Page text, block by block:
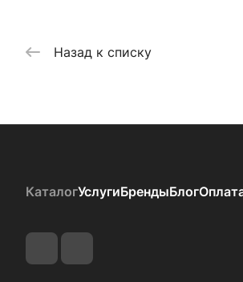
Назад к списку
КаталогУслугиБрендыБлог